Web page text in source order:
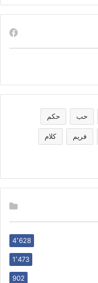
حب حكم
فريم كلام
4٬628
1٬473
902